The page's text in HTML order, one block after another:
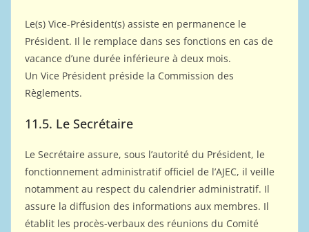
Le(s) Vice-Président(s) assiste en permanence le
Président. Il le remplace dans ses fonctions en cas de
vacance d’une durée inférieure à deux mois.
Un Vice Président préside la Commission des
Règlements.
11.5. Le Secrétaire
Le Secrétaire assure, sous l’autorité du Président, le
fonctionnement administratif officiel de l’AJEC, il veille
notamment au respect du calendrier administratif. Il
assure la diffusion des informations aux membres. Il
établit les procès-verbaux des réunions du Comité